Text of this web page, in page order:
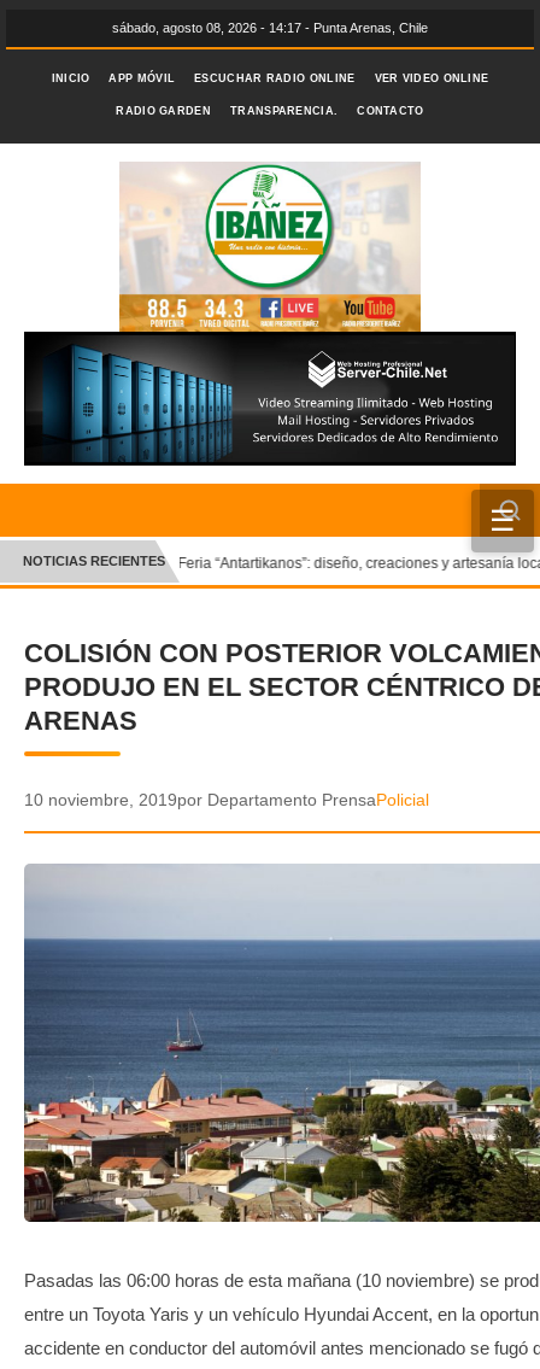
sábado, agosto 08, 2026 - 14:17 - Punta Arenas, Chile
INICIO APP MÓVIL ESCUCHAR RADIO ONLINE VER VIDEO ONLINE
RADIO GARDEN TRANSPARENCIA. CONTACTO
☰
INICIO
CRÓNICA
DEPORTES
ENTRETENIMIENTO Y CULTURA
VIDEOS
GALERIA DE FOTOS
APP MÓVIL
TRANSPARENCIA
✕
NOTICIAS RECIENTESFeria “Antartikanos”: diseño, creaciones y artesanía
COLISIÓN CON POSTERIOR
PRODUJO EN EL SECTOR CÉNTRICO
ARENAS
10 noviembre, 2019por Departamento PrensaPolicial
Pasadas las 06:00 horas de esta mañana (10 noviembre) se
entre un Toyota Yaris y un vehículo Hyundai Accent, en la
accidente en conductor del automóvil antes mencionado se fugó